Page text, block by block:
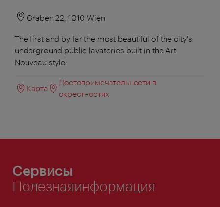
Graben 22, 1010 Wien
The first and by far the most beautiful of the city's
underground public lavatories built in the Art
Nouveau style.
Карта
Достопримечательности в
окрестностях
Сервисы
Полезнаяинформация